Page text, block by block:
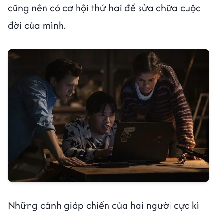
cũng nên có cơ hội thứ hai để sửa chữa cuộc
đời của mình.
Những cảnh giáp chiến của hai người cực kì